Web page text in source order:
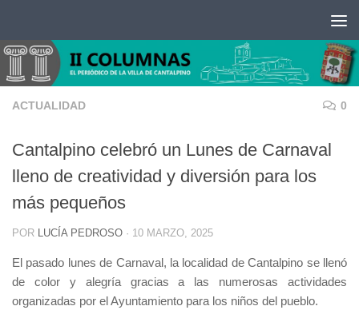
ACTUALIDAD 0
Cantalpino celebró un Lunes de Carnaval
lleno de creatividad y diversión para los
más pequeños
POR LUCÍA PEDROSO · 10 MARZO, 2025
El pasado lunes de Carnaval, la localidad de Cantalpino se llenó
de color y alegría gracias a las numerosas actividades
organizadas por el Ayuntamiento para los niños del pueblo.